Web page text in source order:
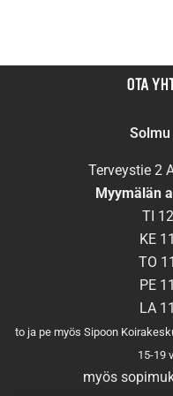
OTA
Solmu
Terveystie 2
Myymälän
TI
KE
TO
PE
LA
to ja pe myös Sipoon
15-19
myös